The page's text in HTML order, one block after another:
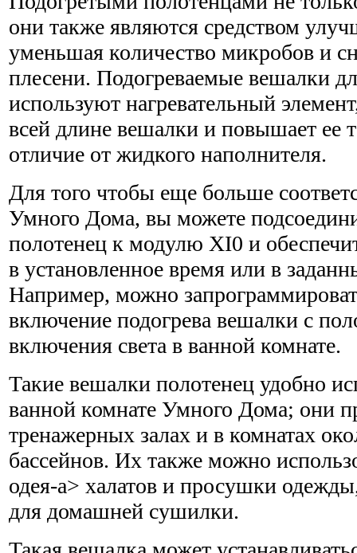
они также являются средством
уменьшая количество микробов и
плесени. Подогреваемые вешалки
используют нагрева­тельный
всей длине вешалки и повышает ее
отличие от жидкого наполнителя.
Для того чтобы еще больше
Умного Дома, вы можете
полотенец к модулю XI0 и
в установленное время или в
Например, можно
включение подогрева вешалки с
включения света в ванной комнате.
Такие вешалки полотенец удобно
ванной комнате Умного Дома; они
тренажерных залах и в комнатах
бассейнов. Их также можно
одея-а> халатов и просушки
для домашней сушилки.